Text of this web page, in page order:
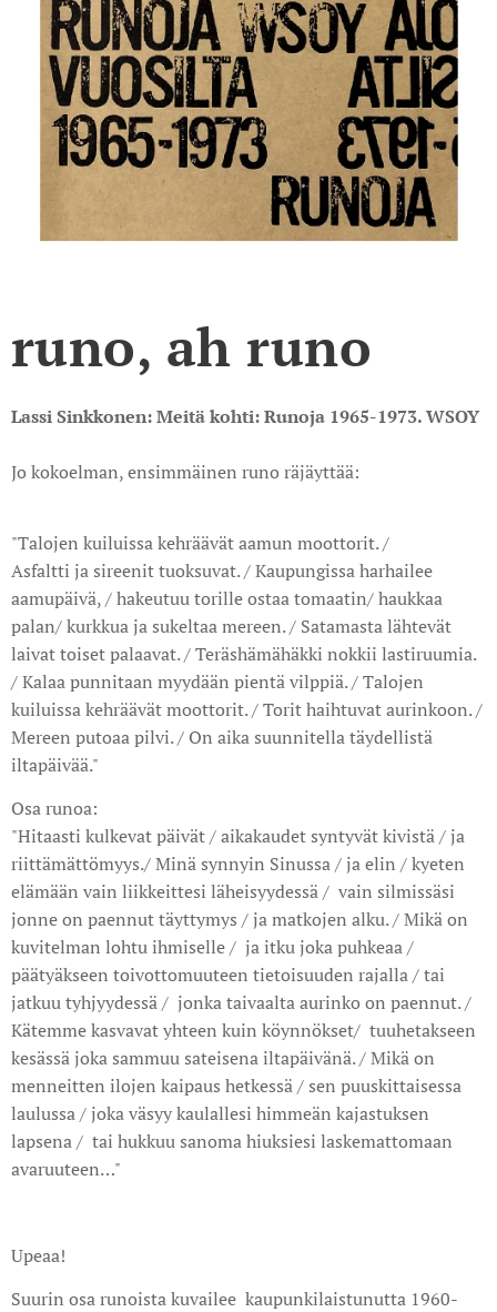
runo, ah runo
Lassi Sinkkonen: Meitä kohti: Runoja 1965-1973. WSOY
Jo kokoelman, ensimmäinen runo räjäyttää:
"Talojen kuiluissa kehräävät aamun moottorit. /
Asfaltti ja sireenit tuoksuvat. / Kaupungissa harhailee
aamupäivä, / hakeutuu torille ostaa tomaatin/ haukkaa
palan/ kurkkua ja sukeltaa mereen. / Satamasta lähtevät
laivat toiset palaavat. / Teräshämähäkki nokkii lastiruumia.
/ Kalaa punnitaan myydään pientä vilppiä. / Talojen
kuiluissa kehräävät moottorit. / Torit haihtuvat aurinkoon. /
Mereen putoaa pilvi. / On aika suunnitella täydellistä
iltapäivää."
Osa runoa:
"Hitaasti kulkevat päivät / aikakaudet syntyvät kivistä / ja
riittämättömyys./ Minä synnyin Sinussa / ja elin / kyeten
elämään vain liikkeittesi läheisyydessä / vain silmissäsi
jonne on paennut täyttymys / ja matkojen alku. / Mikä on
kuvitelman lohtu ihmiselle / ja itku joka puhkeaa /
päätyäkseen toivottomuuteen tietoisuuden rajalla / tai
jatkuu tyhjyydessä / jonka taivaalta aurinko on paennut. /
Kätemme kasvavat yhteen kuin köynnökset/ tuuhetakseen
kesässä joka sammuu sateisena iltapäivänä. / Mikä on
menneitten ilojen kaipaus hetkessä / sen puuskittaisessa
laulussa / joka väsyy kaulallesi himmeän kajastuksen
lapsena / tai hukkuu sanoma hiuksiesi laskemattomaan
avaruuteen…"
Upeaa!
Suurin osa runoista kuvailee kaupunkilaistunutta 1960-